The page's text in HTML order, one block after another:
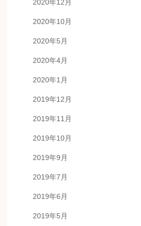
2020年12月
2020年10月
2020年5月
2020年4月
2020年1月
2019年12月
2019年11月
2019年10月
2019年9月
2019年7月
2019年6月
2019年5月